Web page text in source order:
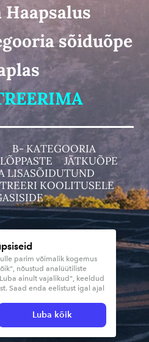
Haapsalus
sõiduõpe
B- KATEGOORIA
LÕPPASTE
JÄTKUÕPE
LISASÕIDUTUND
KOOLITUSELE
2719 Asso
OÜ
16505972
parim võimalik kogemus
nõustud analüütiliste
ainult vajalikud", keeldud
Saad enda eelistust igal ajal
Luba kõik